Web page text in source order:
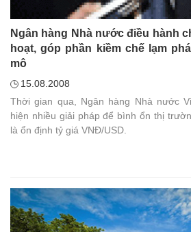
Ngân hàng Nhà nước điều hành
hoạt, góp phần kiềm chế lạm
mô
15.08.2008
Thời gian qua, Ngân hàng Nhà nước
hiện nhiều giải pháp để bình ổn thị
là ổn định tỷ giá VNĐ/USD.